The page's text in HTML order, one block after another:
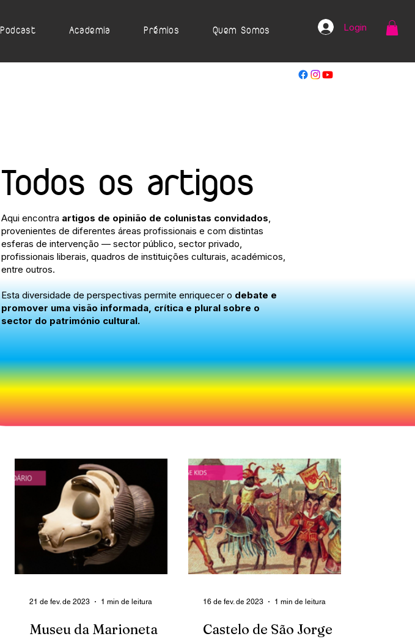
Podcast Academia Prémios Quem Somos Login
Todos os artigos
Aqui encontra artigos de opinião de colunistas convidados,
provenientes de diferentes áreas profissionais e com distintas
esferas de intervenção — sector público, sector privado,
profissionais liberais, quadros de instituições culturais, académicos,
entre outros.
Esta diversidade de perspectivas permite enriquecer odebate e
promover uma visão informada, crítica e plural sobre o
sector do património cultural.
Museu da Marioneta
21 de fev. de 2023 1 min de leitura
Castelo de São Jorge
16 de fev. de 2023 1 min de leitura